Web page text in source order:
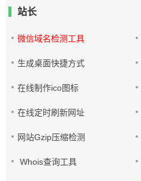
站长
微信域名检测工具
生成桌面快捷方式
在线制作ico图标
在线定时刷新网址
网站Gzip压缩检测
Whois查询工具